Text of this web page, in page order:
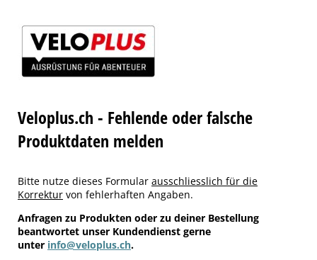
Veloplus.ch - Fehlende oder falsche
Produktdaten melden
Bitte nutze dieses Formular ausschliesslich für die
Korrektur von fehlerhaften Angaben.
Anfragen zu Produkten oder zu deiner Bestellung
beantwortet unser Kundendienst gerne
unter info@veloplus.ch.